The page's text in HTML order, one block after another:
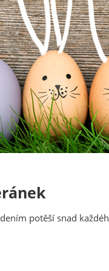
potěší snad